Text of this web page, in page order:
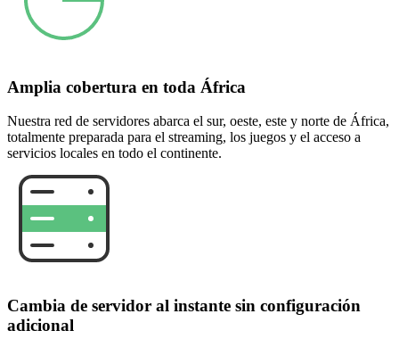
Amplia cobertura en toda África
Nuestra red de servidores abarca el sur, oeste, este y norte de África,
totalmente preparada para el streaming, los juegos y el acceso a
servicios locales en todo el continente.
Cambia de servidor al instante sin configuración
adicional